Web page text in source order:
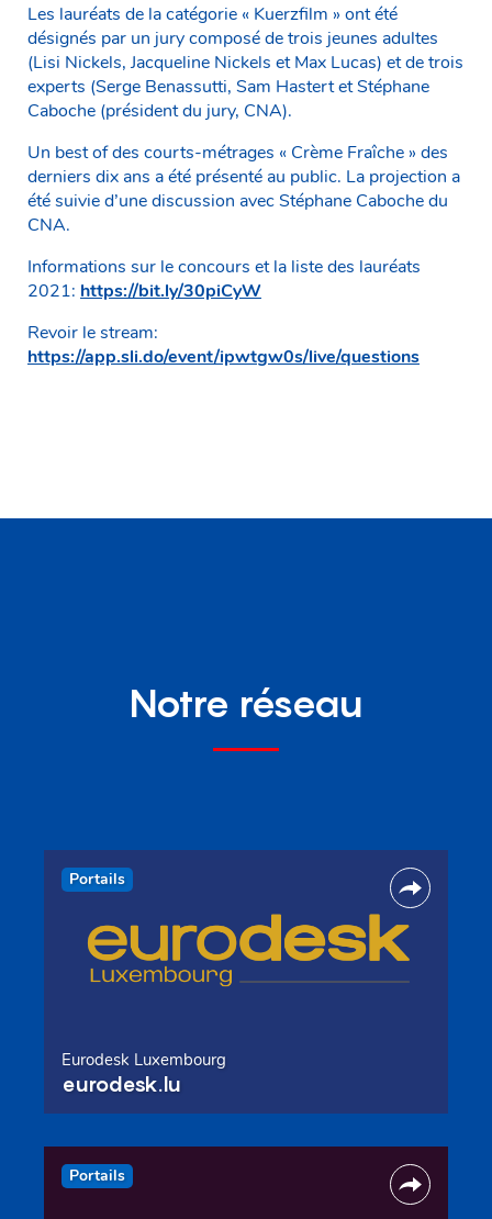
Les lauréats de la catégorie « Kuerzfilm » ont été
désignés par un jury composé de trois jeunes adultes
(Lisi Nickels, Jacqueline Nickels et Max Lucas) et de trois
experts (Serge Benassutti, Sam Hastert et Stéphane
Caboche (président du jury, CNA).
Un best of des courts-métrages « Crème Fraîche » des
derniers dix ans a été présenté au public. La projection a
été suivie d’une discussion avec Stéphane Caboche du
CNA.
Informations sur le concours et la liste des lauréats
2021: https://bit.ly/30piCyW
Revoir le stream:
https://app.sli.do/event/ipwtgw0s/live/questions
Notre réseau
Portails
Eurodesk Luxembourg
eurodesk.lu
Portails